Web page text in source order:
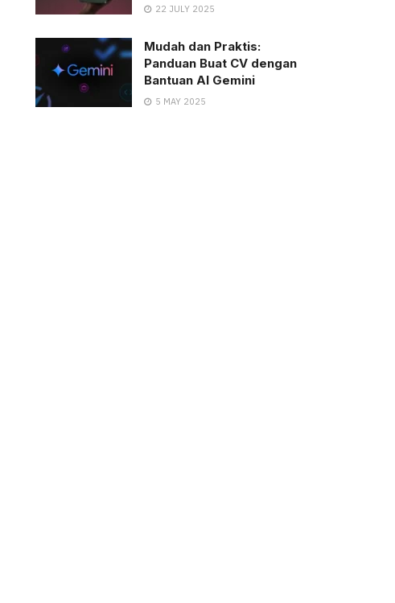
22 JULY 2025
Mudah dan Praktis:
Panduan Buat CV dengan
Bantuan AI Gemini
5 MAY 2025